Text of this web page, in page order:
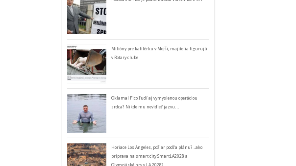
Milióny pre kafilérku v Mojši, majitelia figurujú
v Rotary clube
Oklamal Fico ľudí aj vymyslenou operáciou
srdca? Nikde mu nevidieť jazvu…
Horiace Los Angeles, požiar podľa plánu? ..ako
príprava na smart city SmartLA2028 a